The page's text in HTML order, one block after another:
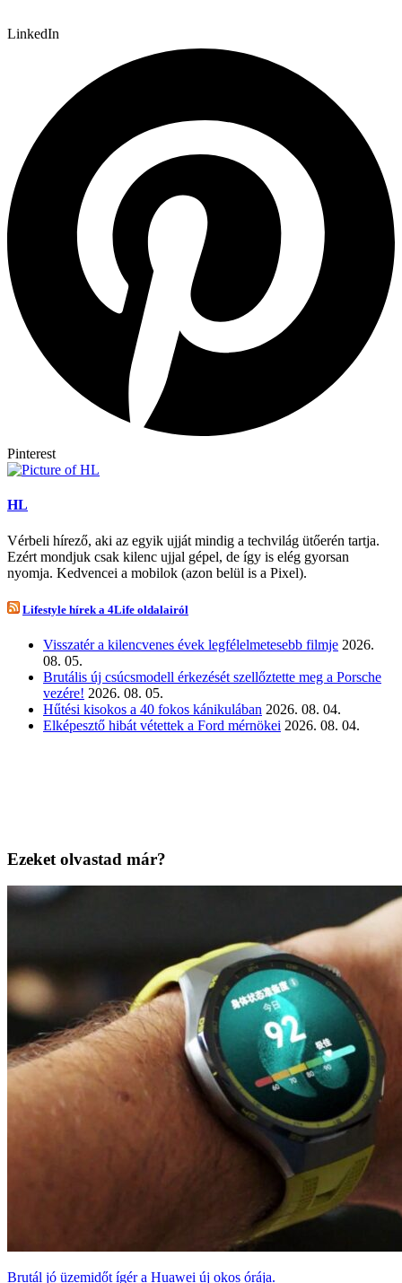
LinkedIn
Pinterest
HL
Vérbeli hírező, aki az egyik ujját mindig a techvilág ütőerén tartja.
Ezért mondjuk csak kilenc ujjal gépel, de így is elég gyorsan
nyomja. Kedvencei a mobilok (azon belül is a Pixel).
Lifestyle hírek a 4Life oldalairól
Visszatér a kilencvenes évek legfélelmetesebb filmje 2026.
08. 05.
Brutális új csúcsmodell érkezését szellőztette meg a Porsche
vezére! 2026. 08. 05.
Hűtési kisokos a 40 fokos kánikulában 2026. 08. 04.
Elképesztő hibát vétettek a Ford mérnökei 2026. 08. 04.
Ezeket olvastad már?
Brutál jó üzemidőt ígér a Huawei új okos órája.